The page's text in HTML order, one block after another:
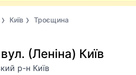
Київ
Троєщина
(Леніна) Київ
р-н Київ